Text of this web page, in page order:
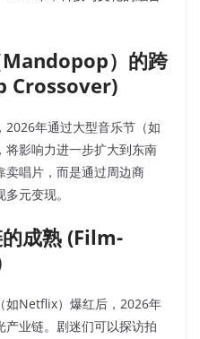
Mandopop）的跨
Crossover)
2026年通过大型音乐节（如
将影响力进一步扩大到东南
卖唱片，而是通过周边商
元变现。
成熟 (Film-
如Netflix）爆红后，2026年
业链。剧迷们可以探访拍